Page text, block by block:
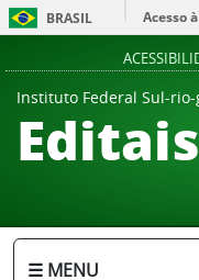
BRASIL
Acesso
Instituto Federal Sul-
Editais
☰ MENU